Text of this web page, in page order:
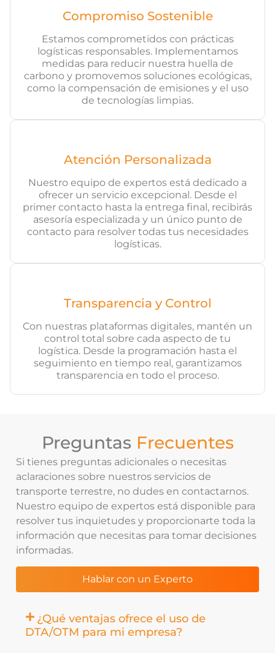
Compromiso Sostenible
Estamos comprometidos con prácticas
logísticas responsables. Implementamos
medidas para reducir nuestra huella de
carbono y promovemos soluciones ecológicas,
como la compensación de emisiones y el uso
de tecnologías limpias.
Atención Personalizada
Nuestro equipo de expertos está dedicado a
ofrecer un servicio excepcional. Desde el
primer contacto hasta la entrega final, recibirás
asesoría especializada y un único punto de
contacto para resolver todas tus necesidades
logísticas.
Transparencia y Control
Con nuestras plataformas digitales, mantén un
control total sobre cada aspecto de tu
logística. Desde la programación hasta el
seguimiento en tiempo real, garantizamos
transparencia en todo el proceso.
Preguntas Frecuentes
Si tienes preguntas adicionales o necesitas
aclaraciones sobre nuestros servicios de
transporte terrestre, no dudes en contactarnos.
Nuestro equipo de expertos está disponible para
resolver tus inquietudes y proporcionarte toda la
información que necesitas para tomar decisiones
informadas.
Hablar con un Experto
¿Qué ventajas ofrece el uso de
DTA/OTM para mi empresa?